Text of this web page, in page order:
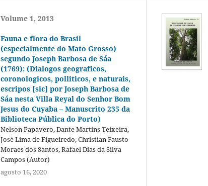
Volume 1, 2013
Fauna e flora do Brasil
(especialmente do Mato Grosso)
segundo Joseph Barbosa de Sáa
(1769): (Dialogos geograficos,
coronologicos, polliticos, e naturais,
escripos [sic] por Joseph Barbosa de
Sáa nesta Villa Reyal do Senhor Bom
Jesus do Cuyaba – Manuscrito 235 da
Biblioteca Pública do Porto)
Nelson Papavero, Dante Martins Teixeira,
José Lima de Figueiredo, Christian Fausto
Moraes dos Santos, Rafael Dias da Silva
Campos (Autor)
agosto 16, 2020